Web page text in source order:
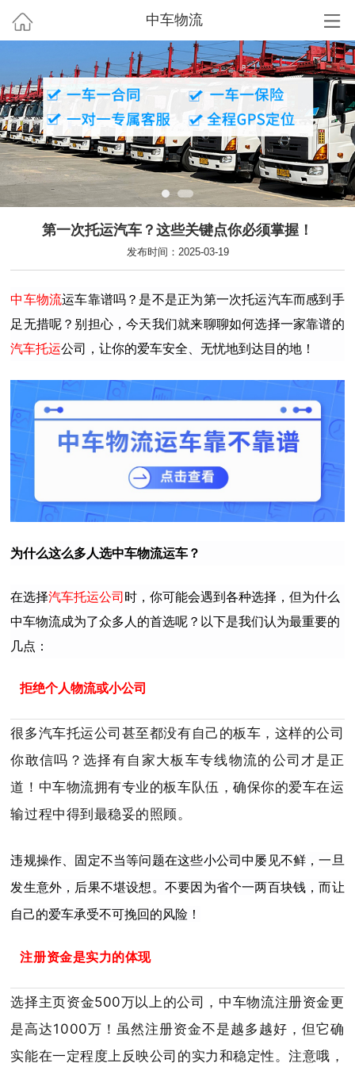
中车物流
第一次托运汽车？这些关键点你必须掌握！
发布时间：2025-03-19
中车物流运车靠谱吗？是不是正为第一次托运汽车而感到手
足无措呢？别担心，今天我们就来聊聊如何选择一家靠谱的
汽车托运公司，让你的爱车安全、无忧地到达目的地！
为什么这么多人选中车物流运车？
在选择汽车托运公司时，你可能会遇到各种选择，但为什么
中车物流成为了众多人的首选呢？以下是我们认为最重要的
几点：
拒绝个人物流或小公司
很多汽车托运公司甚至都没有自己的板车，这样的公司
你敢信吗？选择有自家大板车专线物流的公司才是正
道！ 中车物流拥有专业的板车队伍，确保你的爱车在运
输过程中得到最稳妥的照顾。
违规操作、固定不当等问题在这些小公司中屡见不鲜，一旦
发生意外，后果不堪设想。 不要因为省个一两百块钱，而让
自己的爱车承受不可挽回的风险！
注册资金是实力的体现
选择主页资金500万以上的公司，中车物流注册资金更
是高达1000万！虽然注册资金不是越多越好，但它确
实能在一定程度上反映公司的实力和稳定性。注意哦，